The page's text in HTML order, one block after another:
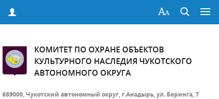
КОМИТЕТ ПО ОХРАНЕ ОБЪЕКТОВ
КУЛЬТУРНОГО НАСЛЕДИЯ ЧУКОТСКОГО
АВТОНОМНОГО ОКРУГА
689000, Чукотский автономный округ, г.Анадырь, ул. Беринга, 7